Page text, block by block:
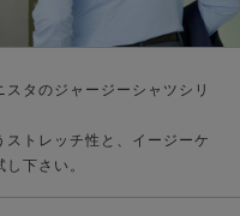
タのジャージーシャツシリ
トレッチ性と、イージーケ
下さい。